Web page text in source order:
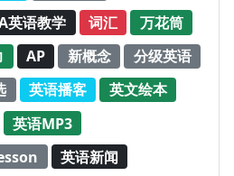
英语教学 词汇
万花筒
AP 新概念
分级英语
英语播客
英文绘本
英语MP3
英语新闻